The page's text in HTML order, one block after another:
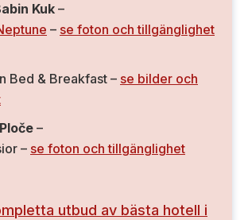
Kuk –
– se foton och tillgänglighet
Bed & Breakfast – se bilder och
–
– se foton och tillgänglighet
utbud av bästa hotell i